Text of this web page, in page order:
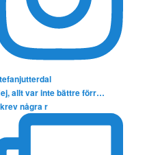
allt var inte bättre förr…
några r